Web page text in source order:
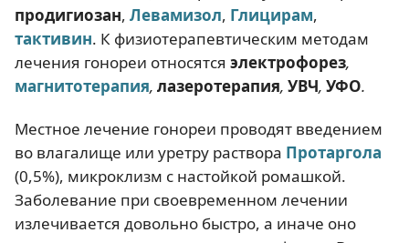
продигиозан, Левамизол, Глицирам,
тактивин. К физиотерапевтическим методам
лечения гонореи относятся электрофорез,
магнитотерапия, лазеротерапия, УВЧ, УФО.
Местное лечение гонореи проводят введением
во влагалище или уретру раствора Протаргола
(0,5%), микроклизм с настойкой ромашкой.
Заболевание при своевременном лечении
излечивается довольно быстро, а иначе оно